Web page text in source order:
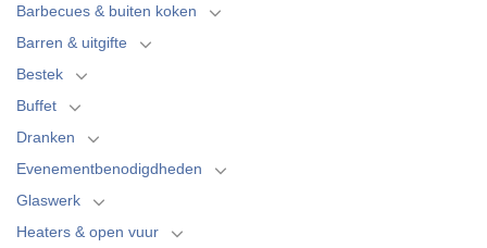
Barbecues & buiten koken
Barren & uitgifte
Bestek
Buffet
Dranken
Evenementbenodigdheden
Glaswerk
Heaters & open vuur